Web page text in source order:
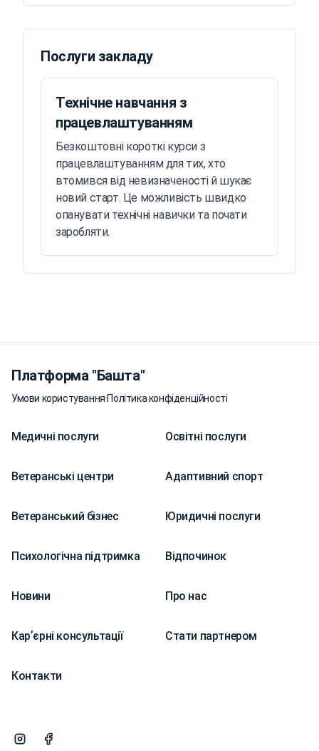
Послуги закладу
Технічне навчання з
працевлаштуванням
Безкоштовні короткі курси з
працевлаштуванням для тих, хто
втомився від невизначеності й шукає
новий старт. Це можливість швидко
опанувати технічні навички та почати
заробляти.
Платформа "Башта"
Умови користування·Політика конфіденційності
Медичні послуги Освітні послуги
Ветеранські центри Адаптивний спорт
Ветеранський бізнес Юридичні послуги
Психологічна підтримка Відпочинок
Новини Про нас
Карʼєрні консультації Стати партнером
Контакти